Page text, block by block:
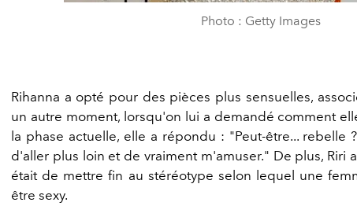
Photo : Getty Images
Rihanna a opté pour des pièces plus sensuelles,
un autre moment, lorsqu'on lui a demandé comment
la phase actuelle, elle a répondu : "Peut-être... rebelle
d'aller plus loin et de vraiment m'amuser." De plus, Riri
était de mettre fin au stéréotype selon lequel une
être sexy.